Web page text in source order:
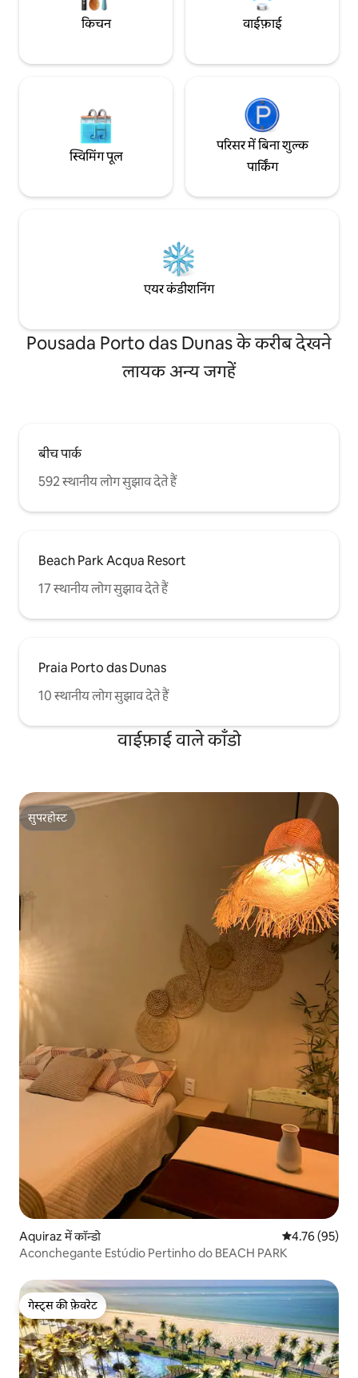
किचन वाईफ़ाई
स्विमिंग पूल
परिसर में बिना शुल्क
पार्किंग
एयर कंडीशनिंग
Pousada Porto das Dunas के करीब देखने
लायक अन्य जगहें
बीच पार्क
592 स्थानीय लोग सुझाव देते हैं
Beach Park Acqua Resort
17 स्थानीय लोग सुझाव देते हैं
Praia Porto das Dunas
10 स्थानीय लोग सुझाव देते हैं
वाईफ़ाई वाले काँडो
सुपरहोस्ट
सुपरहोस्ट
Aquiraz में कॉन्डो औसत रेटिंग 5 में
4.76 (95)
Aconchegante Estúdio Pertinho do BEACH PARK
गेस्ट्स की फ़ेवरेट
गेस्ट्स की फ़ेवरेट